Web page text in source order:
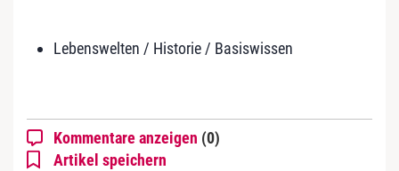
Lebenswelten / Historie / Basiswissen
Kommentare anzeigen (0)
Artikel speichern